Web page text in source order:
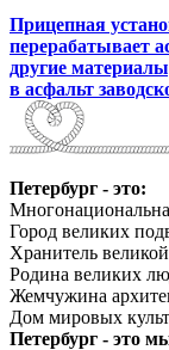
Прицепная
перерабатывает
другие
в асфальт
Петербург - это:
Город великих
Хранитель
Родина великих
Жемчужина
Дом мировых
Петербург - это